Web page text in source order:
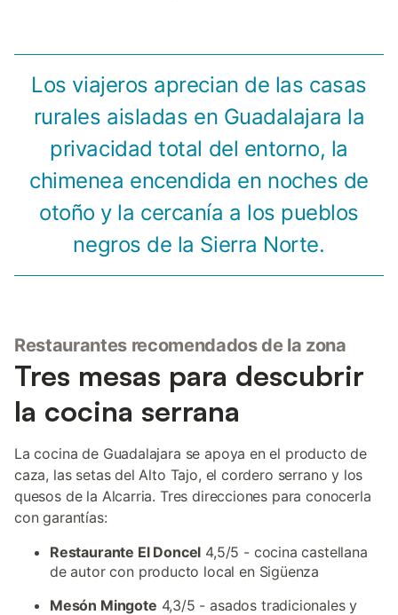
Los viajeros aprecian de las casas
rurales aisladas en Guadalajara la
privacidad total del entorno, la
chimenea encendida en noches de
otoño y la cercanía a los pueblos
negros de la Sierra Norte.
Restaurantes recomendados de la zona
Tres mesas para descubrir
la cocina serrana
La cocina de Guadalajara se apoya en el producto de
caza, las setas del Alto Tajo, el cordero serrano y los
quesos de la Alcarria. Tres direcciones para conocerla
con garantías:
Restaurante El Doncel 4,5/5 - cocina castellana
de autor con producto local en Sigüenza
Mesón Mingote 4,3/5 - asados tradicionales y